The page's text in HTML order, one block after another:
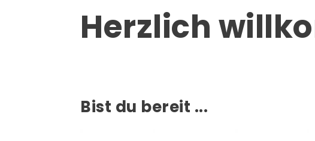
Herzlich
Bist du bereit ...